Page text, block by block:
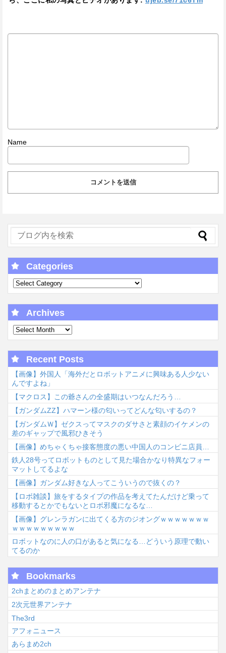
Name
Categories
Archives
Recent Posts
【画像】外国人「海外だとロボットアニメに興味ある人少ない
んですよね」
【マクロス】この爺さんの全盛期はいつなんだろう…
【ガンダムΖΖ】ハマーン様の匂いってどんな匂いするの？
【ガンダムＷ】ゼクスってマスクのダサさと素顔のイケメンの
差のギャップで風邪ひきそう
【画像】めちゃくちゃ接客態度の悪い中国人のコンビニ店員…
鉄人28号ってロボットものとして見た場合かなり特異なフォー
マットしてるよな
【画像】ガンダム好きな人ってこういうので抜くの？
【ロボ雑談】旅をするタイプの作品を考えてたんだけど乗って
移動するとかでもないとロボ邪魔になるな…
【画像】グレンラガンに出てくる方のジオングｗｗｗｗｗｗｗ
ｗｗｗｗｗｗｗｗｗ
ロボットなのに人の口があると気になる…どういう原理で動い
てるのか
Bookmarks
2chまとめのまとめアンテナ
2次元世界アンテナ
The3rd
アフォニュース
あらまめ2ch